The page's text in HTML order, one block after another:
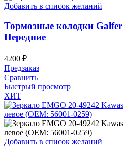
Добавить в список желаний
Тормозные колодки
Передние
4200 ₽
Предзаказ
Сравнить
Быстрый просмотр
ХИТ
Добавить в список желаний